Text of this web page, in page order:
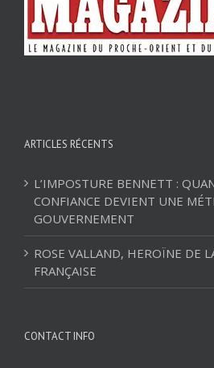
ARTICLES RÉCENTS
L’IMPOSTURE BENNETT :
CONFIANCE DEVIENT UNE
GOUVERNEMENT
ROSE VALLAND, HEROÏNE DE
FRANÇAISE
CONTACT INFO